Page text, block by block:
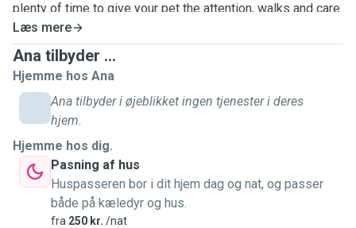
plenty of time to give your pet the attention, walks and care
they deserve.
I grew up surrounded by animals. My family in Brazil has
always had dogs, and my mum currently has seven of them,
so caring for dogs of different sizes, personalities and
energy levels feels completely natural to me. I truly miss
having dogs around and love spending time walking,
playing and simply being in their company.
I am patient, calm and very attentive to routines, whether it
is feeding times, medication, or special needs. I enjoy long
Læs mere
Ana tilbyder ...
Hjemme hos Ana
Ana tilbyder i øjeblikket ingen tjenester i deres
hjem.
Hjemme hos dig.
Pasning af hus
Huspasseren bor i dit hjem dag og nat, og passer
både på kæledyr og hus.
fra 250 kr. /nat